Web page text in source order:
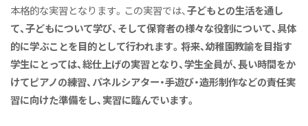
本格的な実習となります。この実習では、子どもとの生活を通し
て、子どもについて学び、そして保育者の様々な役割について、具体
的に学ぶことを目的として行われます。将来、幼稚園教諭を目指す
学生にとっては、総仕上げの実習となり、学生全員が、長い時間をか
けてピアノの練習、パネルシアター・手遊び・造形制作などの責任実
習に向けた準備をし、実習に臨んでいます。
継続サポート
伝統と継承
学びの概要
資格・免許&就職・進学実績